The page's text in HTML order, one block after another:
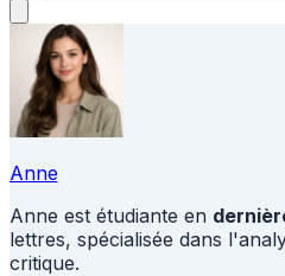
Anne
Anne est étudiante en
lettres, spécialisée dans
critique.